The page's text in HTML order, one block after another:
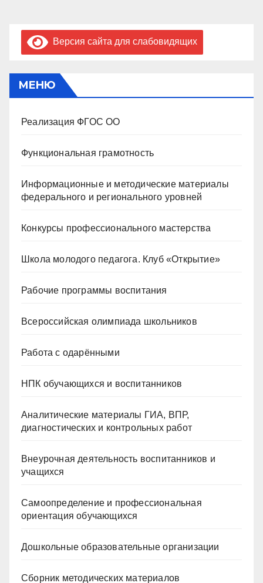
Версия сайта для слабовидящих
МЕНЮ
Реализация ФГОС ОО
Функциональная грамотность
Информационные и методические материалы
федерального и регионального уровней
Конкурсы профессионального мастерства
Школа молодого педагога. Клуб «Открытие»
Рабочие программы воспитания
Всероссийская олимпиада школьников
Работа с одарёнными
НПК обучающихся и воспитанников
Аналитические материалы ГИА, ВПР,
диагностических и контрольных работ
Внеурочная деятельность воспитанников и
учащихся
Самоопределение и профессиональная
ориентация обучающихся
Дошкольные образовательные организации
Сборник методических материалов